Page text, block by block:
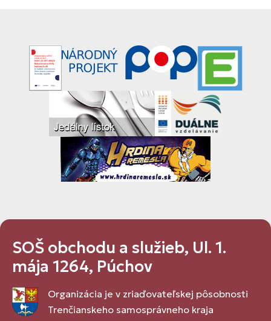
SOŠ obchodu a služieb, Ul. 1.
mája 1264, Púchov
Organizácia je v zriaďovateľskej pôsobnosti
Trenčianskeho samosprávneho kraja